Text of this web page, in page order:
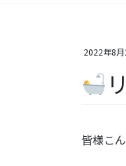
2022年8
皆様こ